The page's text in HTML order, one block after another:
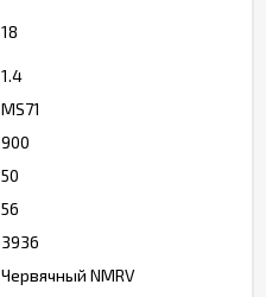
18
1.4
MS71
900
50
56
3936
Червячный NMRV